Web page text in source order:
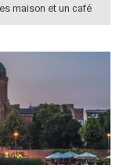
maison et un café